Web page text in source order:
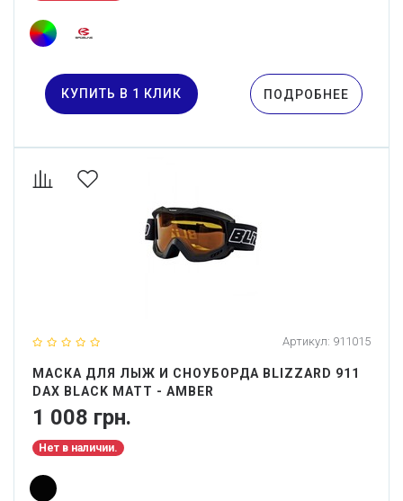
КУПИТЬ В 1 КЛИК ПОДРОБНЕЕ
Артикул: 911015
МАСКА ДЛЯ ЛЫЖ И СНОУБОРДА BLIZZARD 911
DAX BLACK MATT - AMBER
1 008 грн.
Нет в наличии.